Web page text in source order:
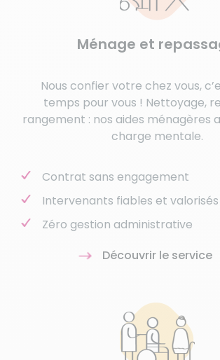
Ménage et
Nous confier votre chez vous,
temps pour vous ! Nettoyage,
rangement : nos aides ménagères
charge mentale.
Contrat sans engagement
Intervenants fiables et valorisés
Zéro gestion administrative
Découvrir le service